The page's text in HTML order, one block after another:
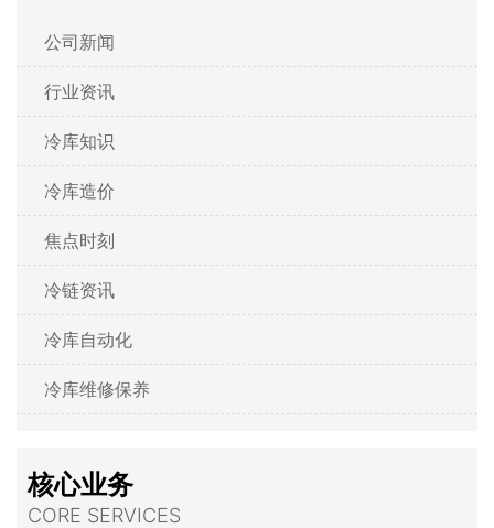
公司新闻
行业资讯
冷库知识
冷库造价
焦点时刻
冷链资讯
冷库自动化
冷库维修保养
核心业务
CORE SERVICES